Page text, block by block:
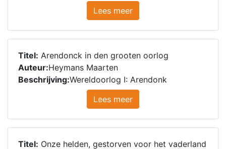
Lees meer
Titel: Arendonck in den grooten oorlog
Auteur:Heymans Maarten
Beschrijving:Wereldoorlog I: Arendonk
Lees meer
Titel: Onze helden, gestorven voor het vaderland